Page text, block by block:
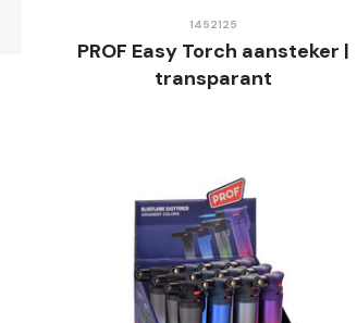
1452125
PROF Easy Torch aansteker |
transparant